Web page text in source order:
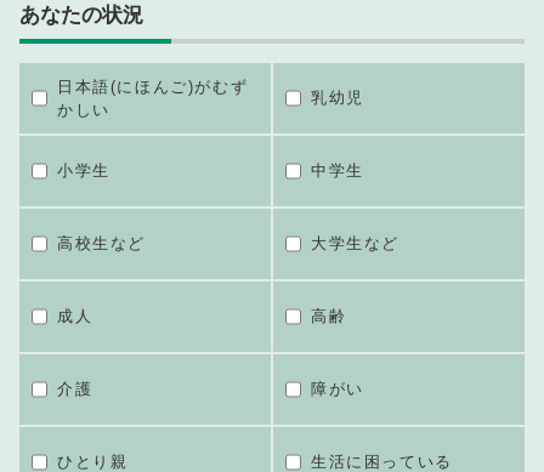
あなたの状況
日本語(にほんご)がむず
かしい
乳幼児
小学生 中学生
高校生など 大学生など
成人 高齢
介護 障がい
ひとり親 生活に困っている